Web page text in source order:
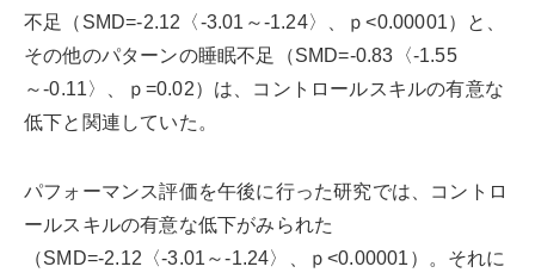
不足（SMD=-2.12〈-3.01～-1.24〉、ｐ<0.00001）と、
その他のパターンの睡眠不足（SMD=-0.83〈-1.55
～-0.11〉、ｐ=0.02）は、コントロールスキルの有意な
低下と関連していた。
パフォーマンス評価を午後に行った研究では、コントロ
ールスキルの有意な低下がみられた
（SMD=-2.12〈-3.01～-1.24〉、ｐ<0.00001）。それに